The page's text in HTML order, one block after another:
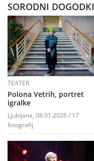
SORODNI DOGODKI
TEATER
Polona Vetrih, portret
igralke
Ljubljana, 08.01.2026 / 17
fotografij